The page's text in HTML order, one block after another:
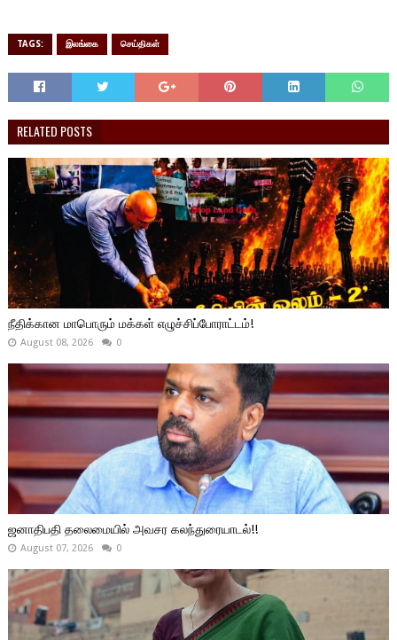
TAGS: இலங்கை செய்திகள்
RELATED POSTS
நீதிக்கான மாபொரும் மக்கள் எழுச்சிப்போராட்டம்!
August 08, 2026 0
ஜனாதிபதி தலைமையில் அவசர கலந்துரையாடல்!!
August 07, 2026 0